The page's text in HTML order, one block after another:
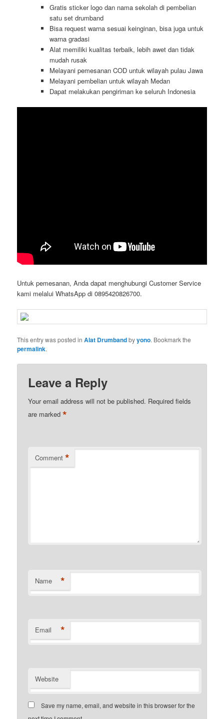
Gratis sticker logo dan nama sekolah di pembelian
satu set drumband
Bisa request warna sesuai keinginan, bisa juga untuk
warna gradasi
Alat memiliki kualitas terbaik, lebih awet dan tidak
mudah rusak
Melayani pemesanan COD untuk wilayah pulau Jawa
Melayani pembelian untuk wilayah Medan
Dapat melakukan pengiriman ke seluruh Indonesia
Untuk pemesanan, Anda dapat menghubungi Customer Service
kami melalui WhatsApp di 0895420826700.
This entry was posted inAlat Drumbandbyyono. Bookmark the
permalink.
Leave a Reply
Your email address will not be published. Required fields
are marked*
Comment *
Name *
Email *
Website
Save my name, email, and website in this browser for the